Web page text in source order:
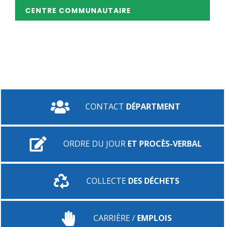
CENTRE COMMUNAUTAIRE
CONTACT DÉPARTMENT
ORDRE DU JOUR ET PROCÈS-VERBAL
COLLECTE DES DÉCHETS
CARRIÈRE / EMPLOIS